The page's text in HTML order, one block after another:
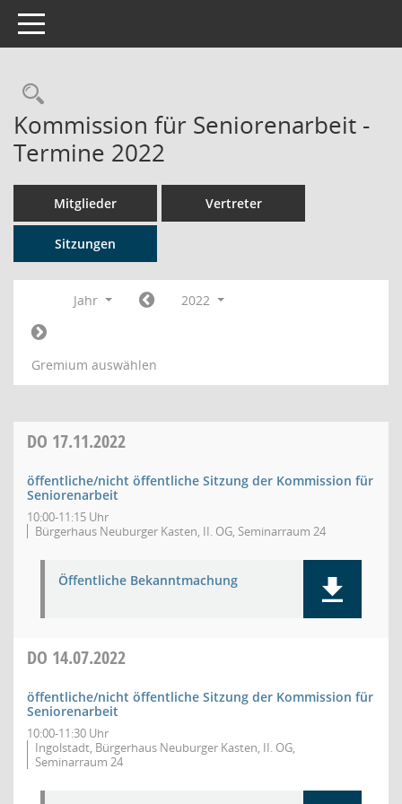
Toggle navigation
Rechercheauswahl
Kommission für Seniorenarbeit -
Termine 2022
Mitglieder Vertreter
Sitzungen
Jahr 2022
Gremium auswählen
DO 17.11.2022
öffentliche/nicht öffentliche Sitzung der Kommission für
Seniorenarbeit
10:00-11:15 Uhr
Bürgerhaus Neuburger Kasten, II. OG, Seminarraum 24
Öffentliche Bekanntmachung
DO 14.07.2022
öffentliche/nicht öffentliche Sitzung der Kommission für
Seniorenarbeit
10:00-11:30 Uhr
Ingolstadt, Bürgerhaus Neuburger Kasten, II. OG,
Seminarraum 24